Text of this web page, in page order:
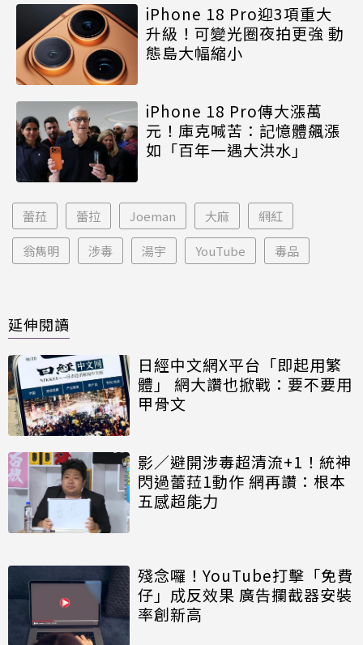
iPhone 18 Pro迎3項重大
升級！可變光圈夜拍更強 動
態島大幅縮小
iPhone 18 Pro傳大漲萬
元！庫克喊苦：記憶體飆漲
如「百年一遇大洪水」
蕾菈 蕾拉 Joeman 大麻 網紅
翁雋明 涉毒 湯宇 YouTube 毒品
延伸閱讀
日經中文網X平台「即起用繁
體」 網大讚也掀戰：要不要用
甲骨文
影／避開涉毒超清流+1！統神
閃過蕾菈1動作 網再讚：根本
五感超能力
殘念囉！YouTube打擊「免費
仔」成反效果 廣告攔截器安裝
率創新高